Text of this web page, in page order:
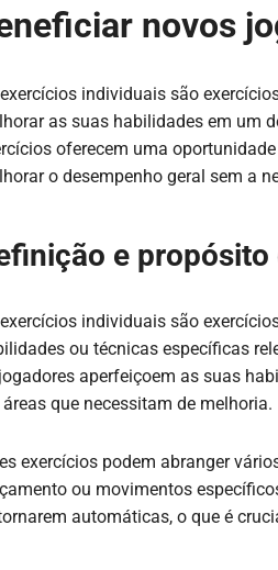
novos
individuais são
as suas habilidades em um
oferecem uma
o desempenho geral sem a
e
individuais são
ou técnicas específicas
aperfeiçoem as suas
que necessitam de melhoria.
exercícios podem abranger
ou movimentos
automáticas, o que é